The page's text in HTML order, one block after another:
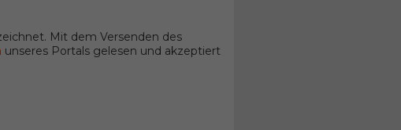
Mit dem Versenden des
unseres Portals gelesen und akzeptiert